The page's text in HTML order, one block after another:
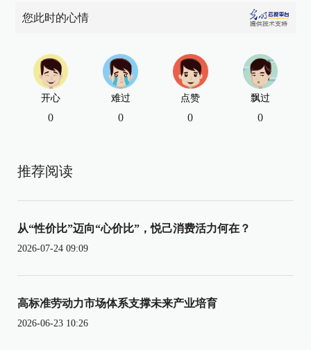
您此时的心情
开心
0
难过
0
点赞
0
飘过
0
推荐阅读
从“性价比”迈向“心价比”，悦己消费活力何在？
2026-07-24 09:09
高标准劳动力市场体系支撑未来产业培育
2026-06-23 10:26